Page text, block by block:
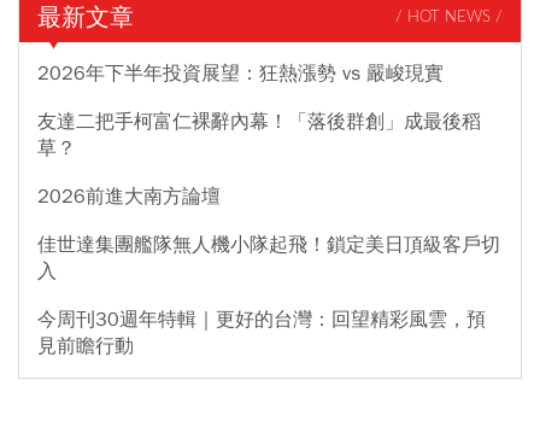
最新文章 / HOT NEWS /
2026年下半年投資展望：狂熱漲勢 vs 嚴峻現實
友達二把手柯富仁裸辭內幕！「落後群創」成最後稻
草？
2026前進大南方論壇
佳世達集團艦隊無人機小隊起飛！鎖定美日頂級客戶切
入
今周刊30週年特輯｜更好的台灣：回望精彩風雲，預
見前瞻行動